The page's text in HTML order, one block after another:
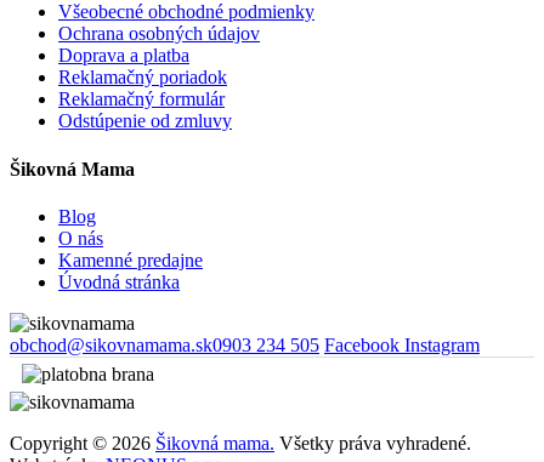
Všeobecné obchodné podmienky
Ochrana osobných údajov
Doprava a platba
Reklamačný poriadok
Reklamačný formulár
Odstúpenie od zmluvy
Šikovná Mama
Blog
O nás
Kamenné predajne
Úvodná stránka
obchod@sikovnamama.sk0903 234 505 Facebook Instagram
Copyright © 2026 Šikovná mama. Všetky práva vyhradené.